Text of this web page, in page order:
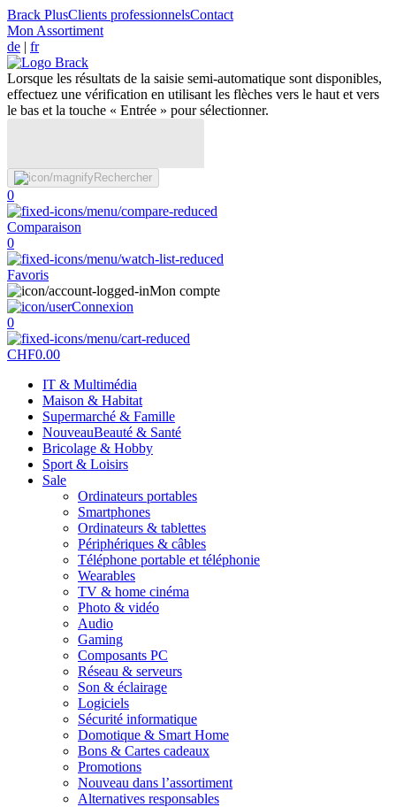
Brack PlusClients professionnelsContact
Mon Assortiment
de | fr
Lorsque les résultats de la saisie semi-automatique sont disponibles,
effectuez une vérification en utilisant les flèches vers le haut et vers
le bas et la touche « Entrée » pour sélectionner.
Rechercher
0
Comparaison
0
Favoris
Mon compte
Connexion
0
CHF0.00
IT & Multimédia
Maison & Habitat
Supermarché & Famille
NouveauBeauté & Santé
Bricolage & Hobby
Sport & Loisirs
Sale
Ordinateurs portables
Smartphones
Ordinateurs & tablettes
Périphériques & câbles
Téléphone portable et téléphonie
Wearables
TV & home cinéma
Photo & vidéo
Audio
Gaming
Composants PC
Réseau & serveurs
Son & éclairage
Logiciels
Sécurité informatique
Domotique & Smart Home
Bons & Cartes cadeaux
Promotions
Nouveau dans l’assortiment
Alternatives responsables